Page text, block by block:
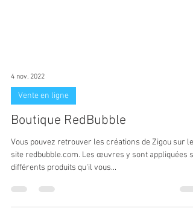
4 nov. 2022
Boutique RedBubble
site redbubble.com. Les œuvres y sont appliquées
différents produits qu'il vous...